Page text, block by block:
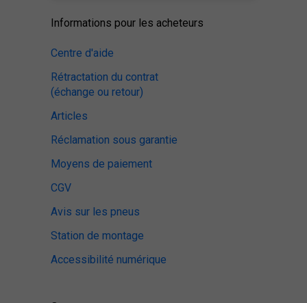
Informations pour les acheteurs
Centre d'aide
Rétractation du contrat
(échange ou retour)
Articles
Réclamation sous garantie
Moyens de paiement
CGV
Avis sur les pneus
Station de montage
Accessibilité numérique